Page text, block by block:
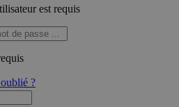
est requis
?